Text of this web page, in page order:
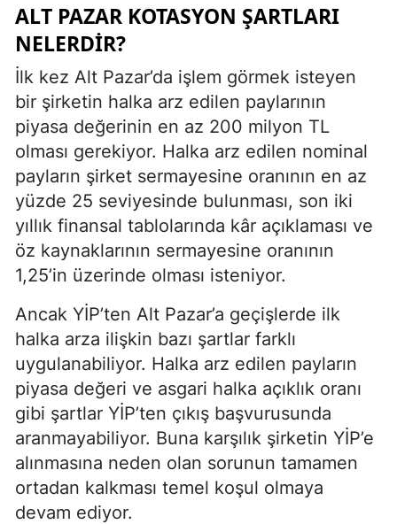
ALT PAZAR KOTASYON ŞARTLARI
NELERDIR?
İlk kez Alt Pazar’da işlem görmek isteyen
bir şirketin halka arz edilen paylarının
piyasa değerinin en az 200 milyon TL
olması gerekiyor. Halka arz edilen nominal
payların şirket sermayesine oranının en az
yüzde 25 seviyesinde bulunması, son iki
yıllık finansal tablolarında kâr açıklaması ve
öz kaynaklarının sermayesine oranının
1,25’in üzerinde olması isteniyor.
Ancak YİP’ten Alt Pazar’a geçişlerde ilk
halka arza ilişkin bazı şartlar farklı
uygulanabiliyor. Halka arz edilen payların
piyasa değeri ve asgari halka açıklık oranı
gibi şartlar YİP’ten çıkış başvurusunda
aranmayabiliyor. Buna karşılık şirketin YİP’e
alınmasına neden olan sorunun tamamen
ortadan kalkması temel koşul olmaya
devam ediyor.